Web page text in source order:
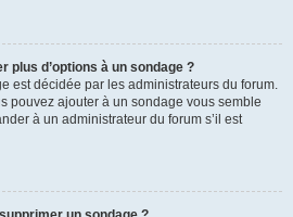
plus d’options à un sondage ?
est décidée par les administrateurs du forum.
pouvez ajouter à un sondage vous semble
à un administrateur du forum s’il est